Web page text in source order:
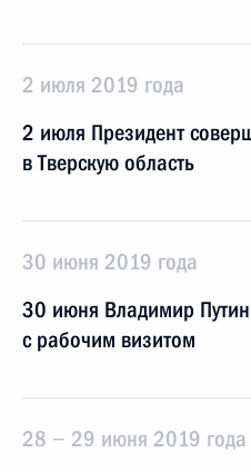
2 июля 2019 года
2 июля Президент
в Тверскую область
30 июня 2019 года
30 июня Владимир Путин
с рабочим визитом
28 − 29 июня 2019 года